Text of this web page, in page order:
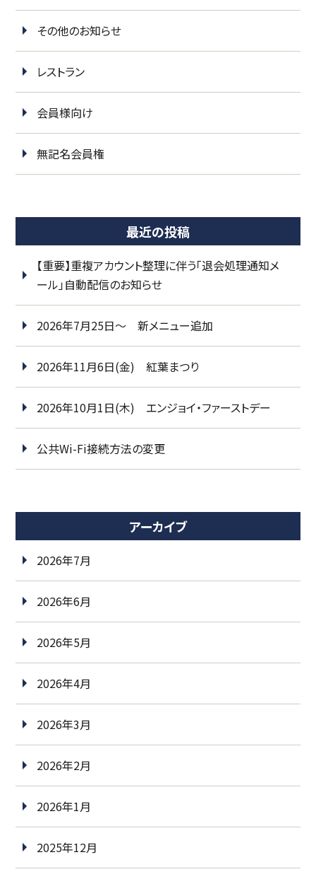
その他のお知らせ
レストラン
会員様向け
無記名会員権
最近の投稿
【重要】重複アカウント整理に伴う「退会処理通知メ
ール」自動配信のお知らせ
2026年7月25日～ 新メニュー追加
2026年11月6日(金) 紅葉まつり
2026年10月1日(木) エンジョイ・ファーストデー
公共Wi-Fi接続方法の変更
アーカイブ
2026年7月
2026年6月
2026年5月
2026年4月
2026年3月
2026年2月
2026年1月
2025年12月